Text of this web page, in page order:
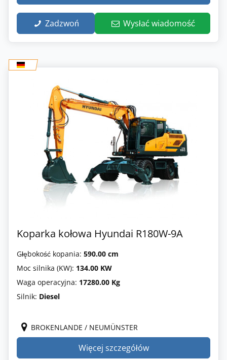
Zadzwoń Wysłać wiadomość
Koparka kołowa Hyundai R180W-9A
Głębokość kopania: 590.00 cm
Moc silnika (KW): 134.00 KW
Waga operacyjna: 17280.00 Kg
Silnik: Diesel
BROKENLANDE / NEUMÜNSTER
Więcej szczegółów